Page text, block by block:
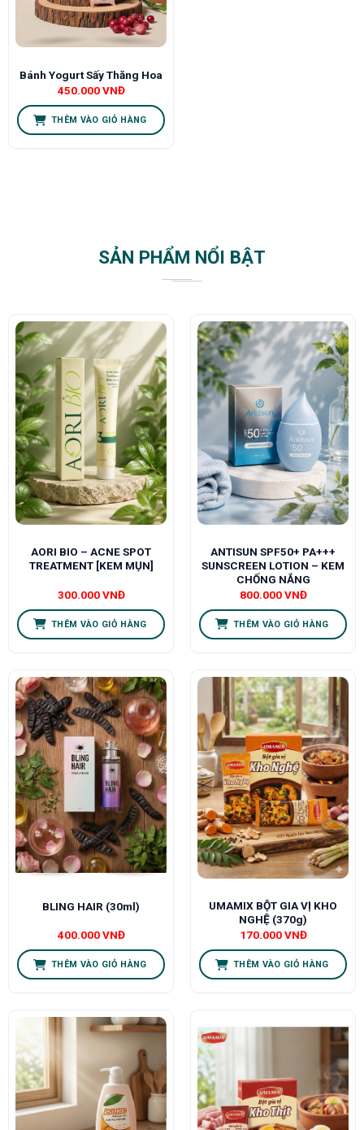
Bánh Yogurt Sấy Thăng Hoa
450.000VNĐ
THÊM VÀO GIỎ HÀNG
SẢN PHẨM NỔI BẬT
AORI BIO – ACNE SPOT
TREATMENT [KEM MỤN]
300.000VNĐ
THÊM VÀO GIỎ HÀNG
ANTISUN SPF50+ PA+++
SUNSCREEN LOTION – KEM
CHỐNG NẮNG
800.000VNĐ
THÊM VÀO GIỎ HÀNG
BLING HAIR (30ml)
400.000VNĐ
THÊM VÀO GIỎ HÀNG
UMAMIX BỘT GIA VỊ KHO
NGHỆ (370g)
170.000VNĐ
THÊM VÀO GIỎ HÀNG